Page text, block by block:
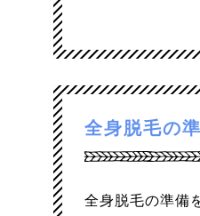
全身脱毛の
全身脱毛の準備